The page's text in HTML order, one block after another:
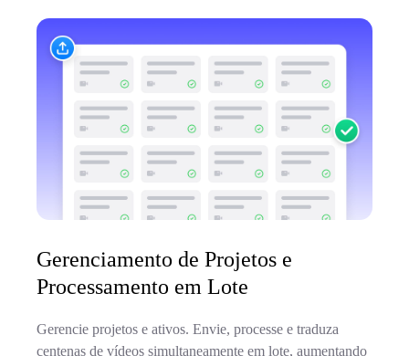
Gerenciamento de Projetos e
Processamento em Lote
Gerencie projetos e ativos. Envie, processe e traduza
centenas de vídeos simultaneamente em lote, aumentando